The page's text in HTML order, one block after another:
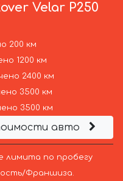
Velar P250
200 км
1200 км
2400 км
3500 км
3500 км
авто
лимита по пробегу
Франшиза.